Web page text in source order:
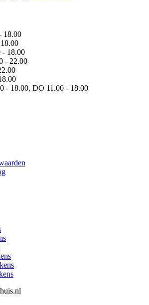
18.00
- 18.00
- 22.00
- 18.00, DO 11.00 - 18.00